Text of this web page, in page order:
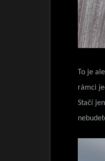
To je
rámci
Stačí